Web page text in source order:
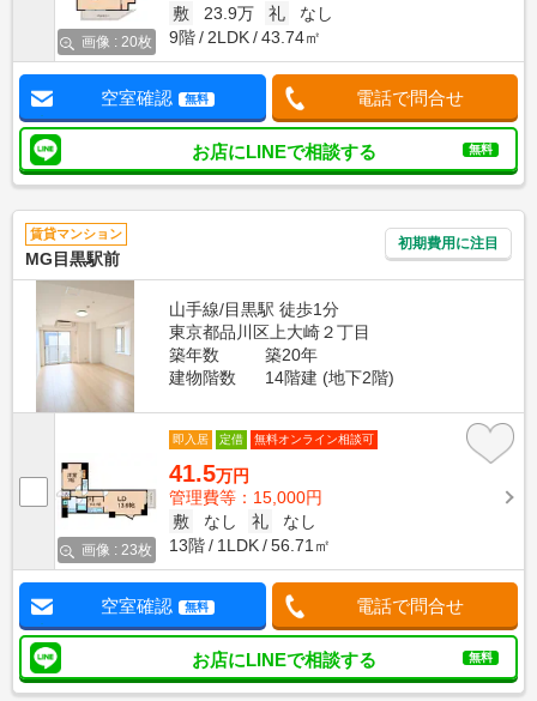
画像 : 20枚
敷
23.9万 礼
なし
9階
2LDK 43.74㎡
空室確認 無料 電話で問合せ
お店にLINEで相談する 無料
賃貸マンション
MG目黒駅前
初期費用に注目
山手線/目黒駅 徒歩1分
東京都品川区上大崎２丁目
築年数
築20年
建物階数
14階建 (地下2階)
画像 : 23枚
即入居 定借 無料オンライン相談可
41.5万円
管理費等：15,000円
敷
なし 礼
なし
13階
1LDK 56.71㎡
空室確認 無料 電話で問合せ
お店にLINEで相談する 無料